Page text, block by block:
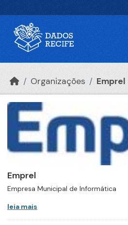
Organizações Emprel
Emprel
Empresa Municipal de Informática
leia mais